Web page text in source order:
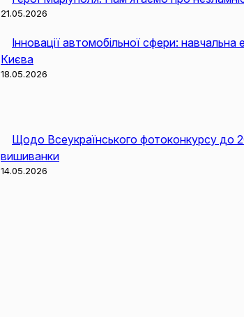
21.05.2026
Інновації автомобільної сфери: навчальна
Києва
18.05.2026
Щодо Всеукраїнського фотоконкурсу до
вишиванки
14.05.2026